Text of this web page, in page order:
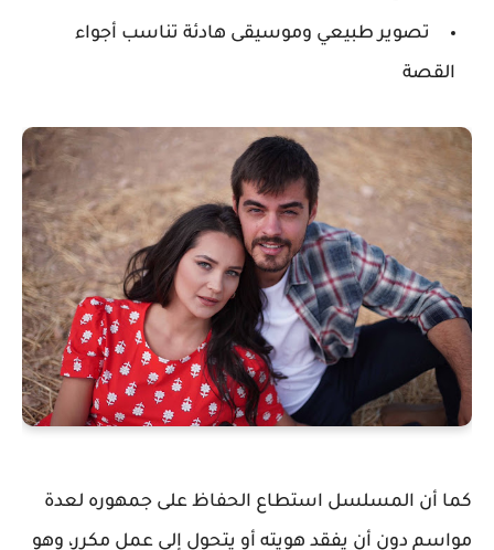
تصوير طبيعي وموسيقى هادئة تناسب أجواء
القصة
كما أن المسلسل استطاع الحفاظ على جمهوره لعدة
مواسم دون أن يفقد هويته أو يتحول إلى عمل مكرر، وهو